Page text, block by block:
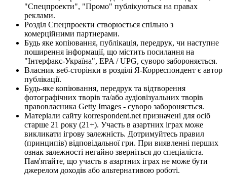
"Спецпроекти", "Промо" публікуються на правах
реклами.
Розділ Спецпроекти створюється спільно з
комерційними партнерами.
Будь яке копіювання, публікація, передрук, чи наступне
поширення інформації, що містить посилання на
"Інтерфакс-Україна", EPA / UPG, суворо забороняється.
Власник веб-сторінки в розділі Я-Корреспондент є автор
публікації.
Будь-яке копіювання, передрук та відтворення
фотографічних творів та/або аудіовізуальних творів
правовласника Getty Images - суворо забороняється.
Матеріали сайту korrespondent.net призначені для осіб
старше 21 року (21+). Участь в азартних іграх може
викликати ігрову залежність. Дотримуйтесь правил
(принципів) відповідальної гри. При виявленні перших
ознак залежності негайно зверніться до спеціаліста.
Пам'ятайте, що участь в азартних іграх не може бути
джерелом доходів або альтернативою роботі.